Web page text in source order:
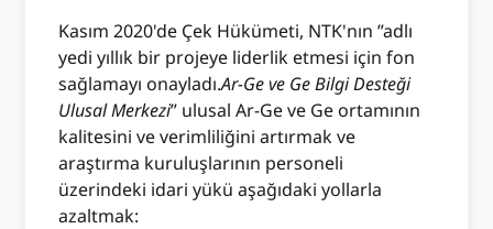
Kasım 2020'de Çek Hükümeti, NTK'nın ”adlı
yedi yıllık bir projeye liderlik etmesi için fon
sağlamayı onayladı.Ar-Ge ve Ge Bilgi Desteği
Ulusal Merkezi” ulusal Ar-Ge ve Ge ortamının
kalitesini ve verimliliğini artırmak ve
araştırma kuruluşlarının personeli
üzerindeki idari yükü aşağıdaki yollarla
azaltmak: